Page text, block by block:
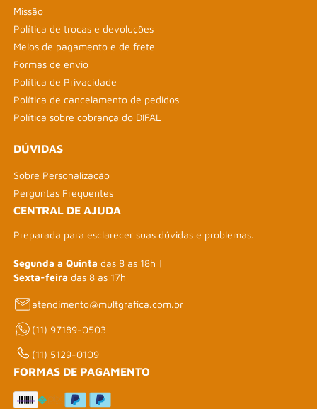
Missão
Política de trocas e devoluções
Meios de pagamento e de frete
Formas de envio
Política de Privacidade
Política de cancelamento de pedidos
Política sobre cobrança do DIFAL
DÚVIDAS
Sobre Personalização
Perguntas Frequentes
CENTRAL DE AJUDA
Preparada para esclarecer suas dúvidas e problemas.
Segunda a Quinta das 8 as 18h |
Sexta-feira das 8 as 17h
atendimento@multgrafica.com.br
(11) 97189-0503
(11) 5129-0109
FORMAS DE PAGAMENTO